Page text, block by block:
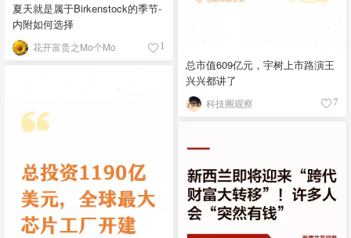
夏天就是属于Birkenstock的季节-
内附如何选择
花开富贵之Mo个Mo 1
总市值609亿元，宇树上市路演王
兴兴都讲了
科技圈观察 7